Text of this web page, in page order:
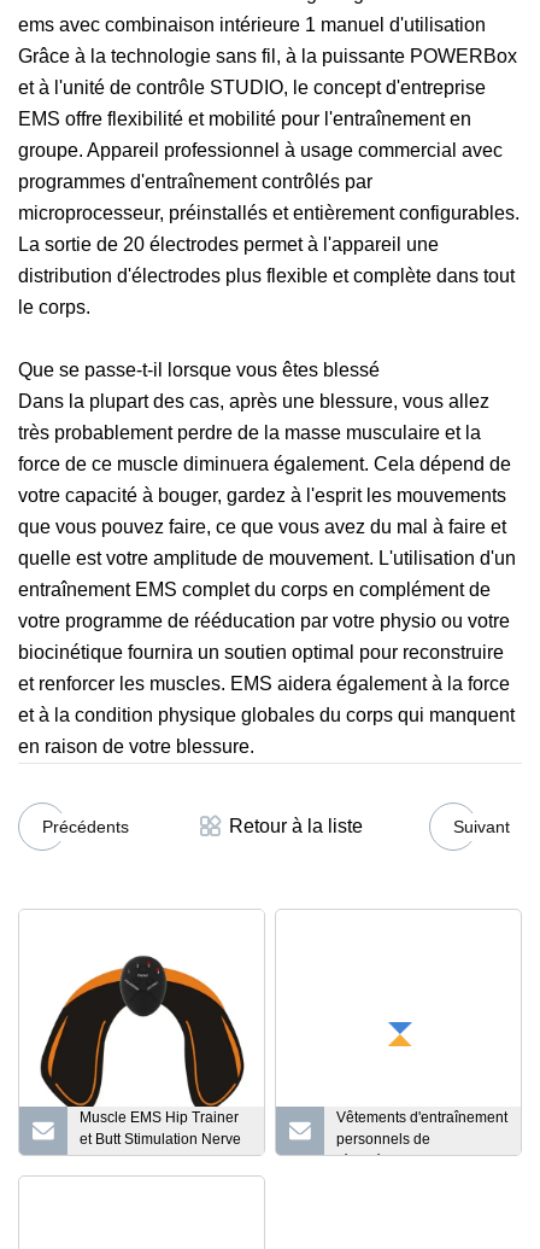
ems avec combinaison intérieure 1 manuel d'utilisation
Grâce à la technologie sans fil, à la puissante POWERBox
et à l'unité de contrôle STUDIO, le concept d'entreprise
EMS offre flexibilité et mobilité pour l'entraînement en
groupe. Appareil professionnel à usage commercial avec
programmes d'entraînement contrôlés par
microprocesseur, préinstallés et entièrement configurables.
La sortie de 20 électrodes permet à l'appareil une
distribution d'électrodes plus flexible et complète dans tout
le corps.
Que se passe-t-il lorsque vous êtes blessé
Dans la plupart des cas, après une blessure, vous allez
très probablement perdre de la masse musculaire et la
force de ce muscle diminuera également. Cela dépend de
votre capacité à bouger, gardez à l'esprit les mouvements
que vous pouvez faire, ce que vous avez du mal à faire et
quelle est votre amplitude de mouvement. L'utilisation d'un
entraînement EMS complet du corps en complément de
votre programme de rééducation par votre physio ou votre
biocinétique fournira un soutien optimal pour reconstruire
et renforcer les muscles. EMS aidera également à la force
et à la condition physique globales du corps qui manquent
en raison de votre blessure.
Précédents Retour à la liste Suivant
Muscle EMS Hip Trainer
et Butt Stimulation Nerve
Firm Hip
Vêtements d'entraînement
personnels de
récupération musculaire